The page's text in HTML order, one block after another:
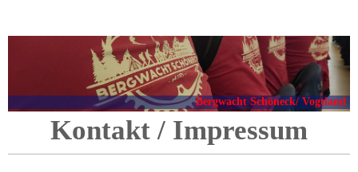
Bergwacht Schöneck/ Vogtland
Kontakt / Impressum